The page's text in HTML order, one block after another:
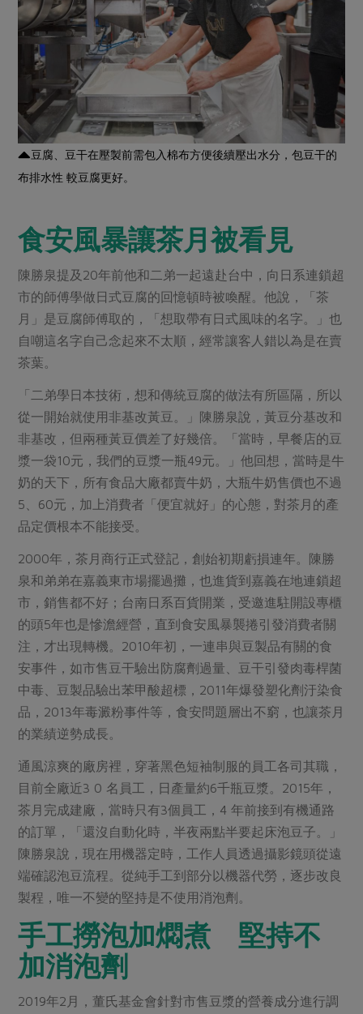
最新產品
優惠專區
素食專區
樂齡友善
養身食補
節慶大餐
高麗菜海鮮煎餅
典藏閱覽室
媒體報導
下載專區
地區活動
社務會議 地區活動
活動報下載
豆腐、豆干在壓製前需包入棉布方便後續壓出水分，包豆干的
布排水性 較豆腐更好。
食安風暴讓茶月被看見
陳勝泉提及20年前他和二弟一起遠赴台中，向日系連鎖超
市的師傅學做日式豆腐的回憶頓時被喚醒。他說，「茶
月」是豆腐師傅取的，「想取帶有日式風味的名字。」也
自嘲這名字自己念起來不太順，經常讓客人錯以為是在賣
茶葉。
「二弟學日本技術，想和傳統豆腐的做法有所區隔，所以
從一開始就使用非基改黃豆。」陳勝泉說，黃豆分基改和
非基改，但兩種黃豆價差了好幾倍。「當時，早餐店的豆
漿一袋10元，我們的豆漿一瓶49元。」他回想，當時是牛
奶的天下，所有食品大廠都賣牛奶，大瓶牛奶售價也不過
5、60元，加上消費者「便宜就好」的心態，對茶月的產
品定價根本不能接受。
2000年，茶月商行正式登記，創始初期虧損連年。陳勝
泉和弟弟在嘉義東市場擺過攤，也進貨到嘉義在地連鎖超
市，銷售都不好；台南日系百貨開業，受邀進駐開設專櫃
的頭5年也是慘澹經營，直到食安風暴襲捲引發消費者關
注，才出現轉機。2010年初，一連串與豆製品有關的食
安事件，如市售豆干驗出防腐劑過量、豆干引發肉毒桿菌
中毒、豆製品驗出苯甲酸超標，2011年爆發塑化劑汙染食
品，2013年毒澱粉事件等，食安問題層出不窮，也讓茶月
的業績逆勢成長。
通風涼爽的廠房裡，穿著黑色短袖制服的員工各司其職，
目前全廠近3 0 名員工，日產量約6千瓶豆漿。2015年，
茶月完成建廠，當時只有3個員工，4 年前接到有機通路
的訂單，「還沒自動化時，半夜兩點半要起床泡豆子。」
陳勝泉說，現在用機器定時，工作人員透過攝影鏡頭從遠
端確認泡豆流程。從純手工到部分以機器代勞，逐步改良
製程，唯一不變的堅持是不使用消泡劑。
手工撈泡加燜煮
堅持不
加消泡劑
2019年2月，董氏基金會針對市售豆漿的營養成分進行調